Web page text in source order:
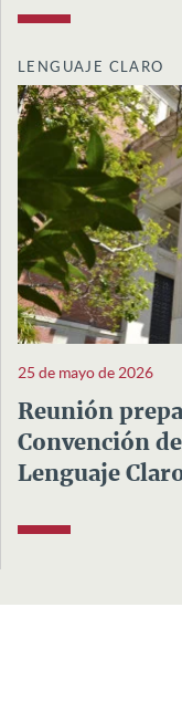
LENGUAJE CLARO
25 de mayo de 2026
Reunión
Convención
Lenguaje